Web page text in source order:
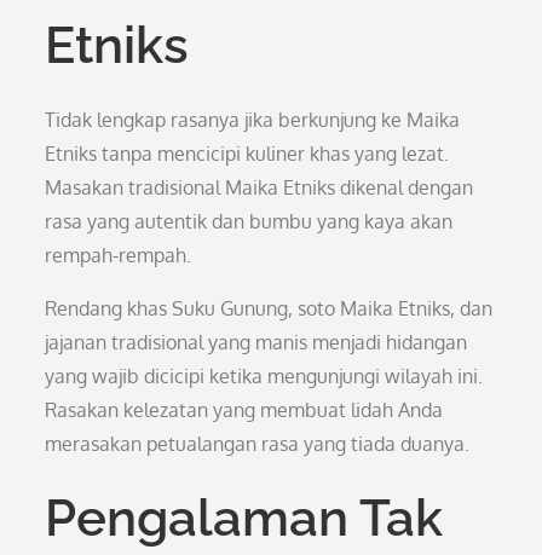
Etniks
Tidak lengkap rasanya jika berkunjung ke Maika
Etniks tanpa mencicipi kuliner khas yang lezat.
Masakan tradisional Maika Etniks dikenal dengan
rasa yang autentik dan bumbu yang kaya akan
rempah-rempah.
Rendang khas Suku Gunung, soto Maika Etniks, dan
jajanan tradisional yang manis menjadi hidangan
yang wajib dicicipi ketika mengunjungi wilayah ini.
Rasakan kelezatan yang membuat lidah Anda
merasakan petualangan rasa yang tiada duanya.
Pengalaman Tak